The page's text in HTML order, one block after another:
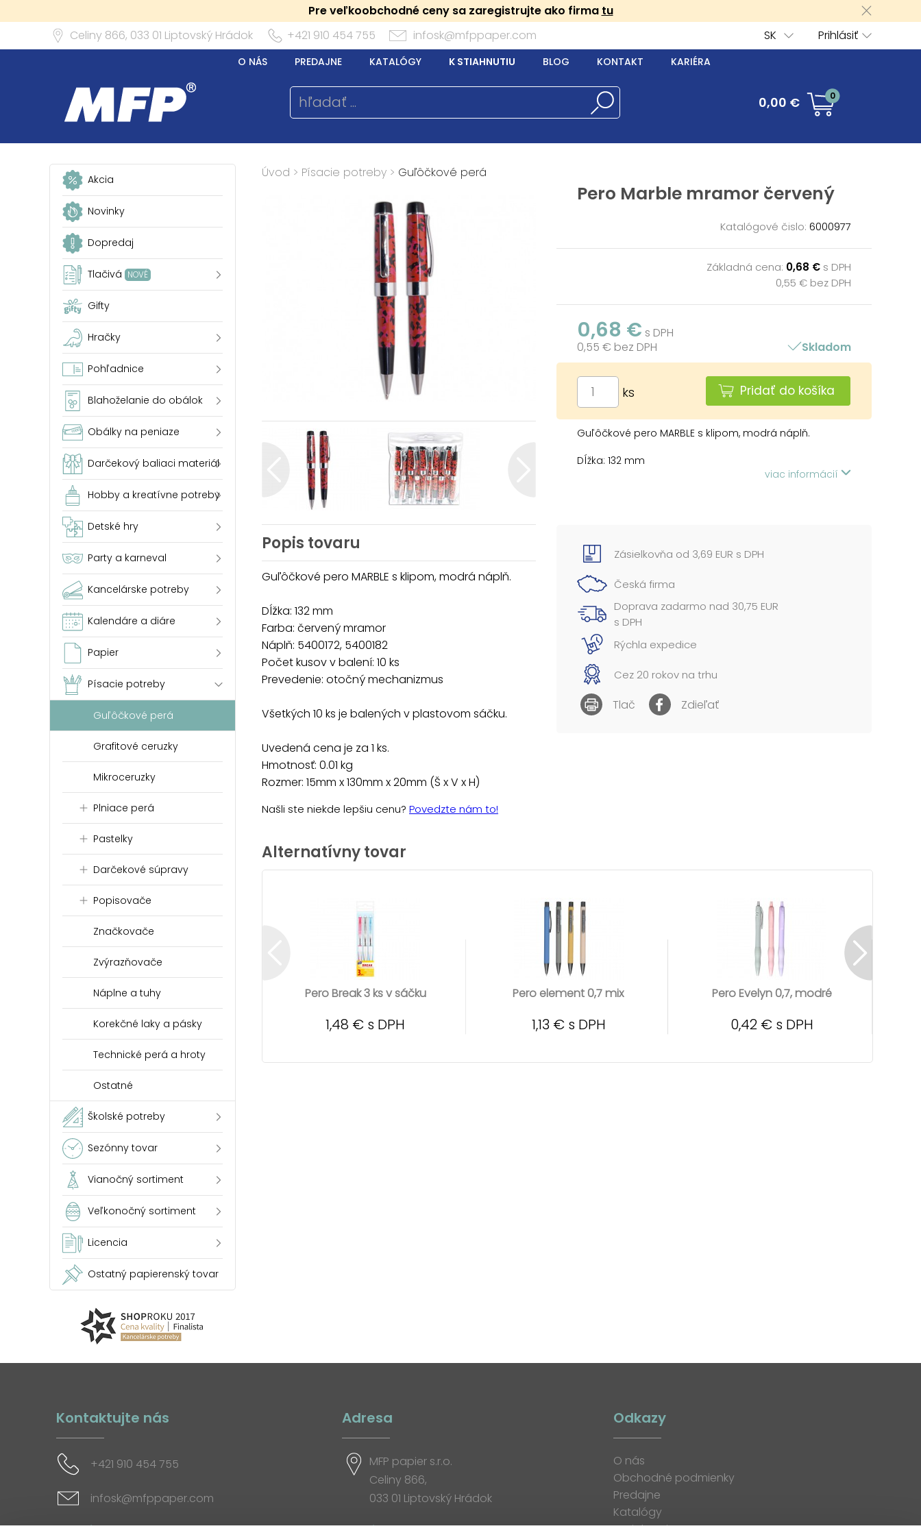
Pre veľkoobchodné ceny sa zaregistrujte ako firma tu
Celiny 866, 033 01 Liptovský Hrádok +421 910 454 755 infosk@mfppaper.com Prihlásiť
SK
O NÁS PREDAJNE KATALÓGY K STIAHNUTIU BLOG KONTAKT KARIÉRA
0,00 € 0
Akcia
Novinky
Dopredaj
Tlačivá NOVÉ
Gifty
Hračky
Pohľadnice
Blahoželanie do obálok
Obálky na peniaze
Darčekový baliaci materiál
Hobby a kreatívne potreby
Detské hry
Party a karneval
Kancelárske potreby
Kalendáre a diáre
Papier
Písacie potreby
Guľôčkové perá
Grafitové ceruzky
Mikroceruzky
Plniace perá
Pastelky
Darčekové súpravy
Popisovače
Značkovače
Zvýrazňovače
Náplne a tuhy
Korekčné laky a pásky
Technické perá a hroty
Ostatné
Školské potreby
Sezónny tovar
Vianočný sortiment
Veľkonočný sortiment
Licencia
Ostatný papierenský tovar
Úvod > Písacie potreby > Guľôčkové perá
Pero Marble mramor červený
Katalógové čislo: 6000977
Základná cena: 0,68 € s DPH
0,55 € bez DPH
0,68 € s DPH
0,55 € bez DPH
Skladom
ks Pridať do košíka
Guľôčkové pero MARBLE s klipom, modrá náplň.
Dĺžka: 132 mm
Všetkých 10 ks je balených v plastovom sáčku.
viac informácií
Popis tovaru
Guľôčkové pero MARBLE s klipom, modrá náplň.
Dĺžka: 132 mm
Farba: červený mramor
Náplň: 5400172, 5400182
Počet kusov v balení: 10 ks
Prevedenie: otočný mechanizmus
Všetkých 10 ks je balených v plastovom sáčku.
Uvedená cena je za 1 ks.
Hmotnosť: 0.01 kg
Rozmer: 15mm x 130mm x 20mm (Š x V x H)
Našli ste niekde lepšiu cenu? Povedzte nám to!
Zásielkovňa od 3,69 EUR s DPH
Česká firma
Doprava zadarmo nad 30,75 EUR
s DPH
Rýchla expedice
Cez 20 rokov na trhu
Tlač Zdieľať
Alternatívny tovar
Pero Break 3 ks v sáčku
1,48 € s DPH
Pero element 0,7 mix
1,13 € s DPH
Pero Evelyn 0,7, modré
0,42 € s DPH
Kontaktujte nás
+421 910 454 755
infosk@mfppaper.com
Sociálne siete
Adresa
MFP papier s.r.o.
Celiny 866,
033 01 Liptovský Hrádok
Otváracia doba
Odkazy
O nás
Obchodné podmienky
Predajne
Katalógy
K stiahnutiu